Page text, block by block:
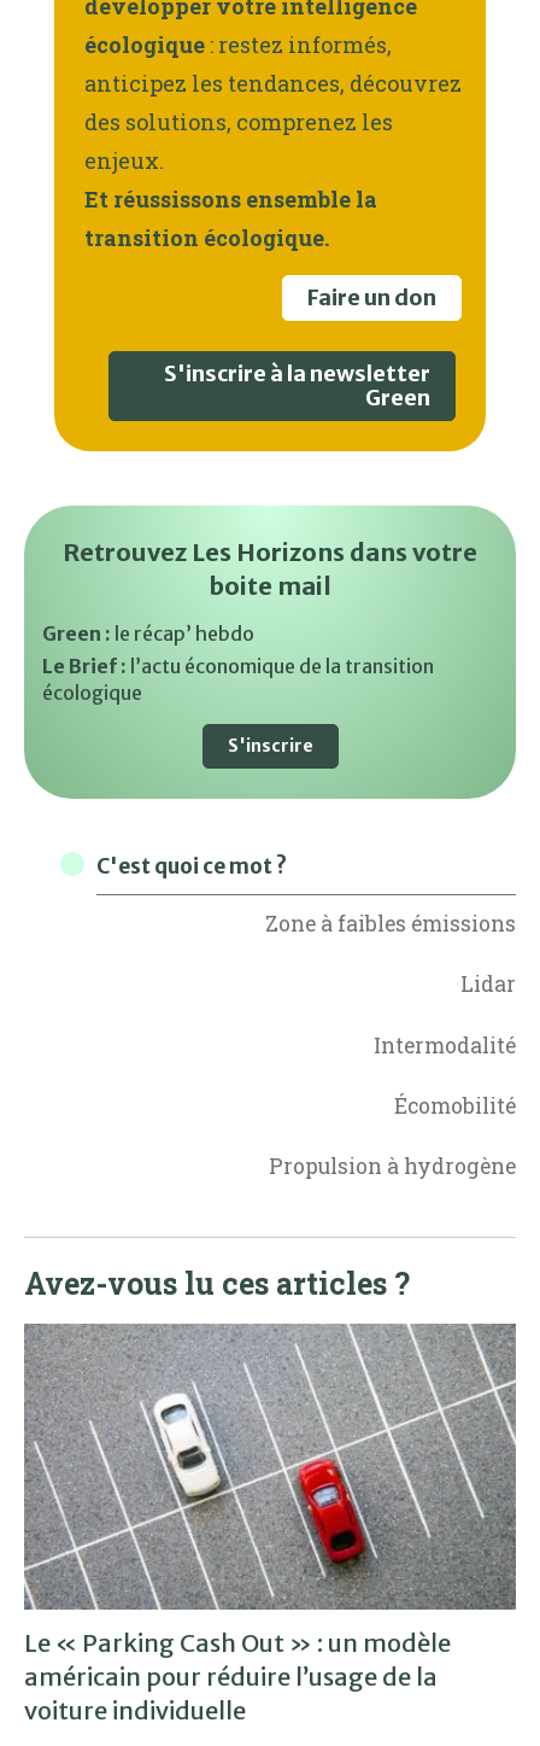
développer votre intelligence
écologique : restez informés,
anticipez les tendances, découvrez
des solutions, comprenez les
enjeux.
Et réussissons ensemble la
transition écologique.
Faire un don
S'inscrire à la newsletter
Green
Retrouvez Les Horizons dans votre
boite mail
Green : le récap’ hebdo
Le Brief : l’actu économique de la transition
écologique
S'inscrire
C'est quoi ce mot ?
Zone à faibles émissions
Lidar
Intermodalité
Écomobilité
Propulsion à hydrogène
Avez-vous lu ces articles ?
Le « Parking Cash Out » : un modèle
américain pour réduire l’usage de la
voiture individuelle